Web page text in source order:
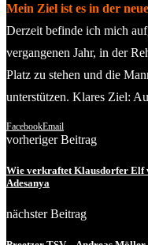
Mein Ziel ist es in der
Derzeit befinde ich mich
vergangenen Jahr, in der
Platz zu stehen und die
unterstützen. Klares Ziel:
FacebookEmail
vorheriger Beitrag
Wie verkraftet Klausdorfer Elf
Adesanya
nächster Beitrag